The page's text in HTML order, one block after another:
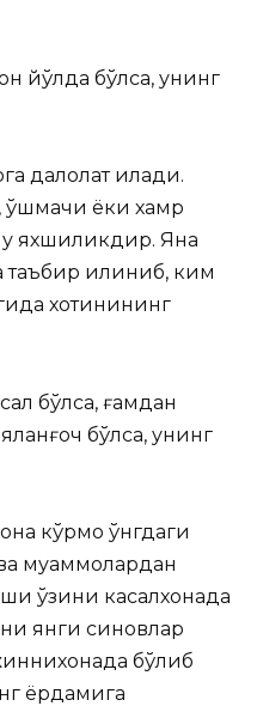
йўлда бўлса, унинг
далолат қилади.
қўшмачи ёки хамр
яхшиликдир. Яна
таъбир қилиниб, ким
хотинининг
бўлса, ғамдан
бўлса, унинг
кўрмоқ ўнгдаги
муаммолардан
ўзини касалхонада
янги синовлар
бўлиб
ёрдамига